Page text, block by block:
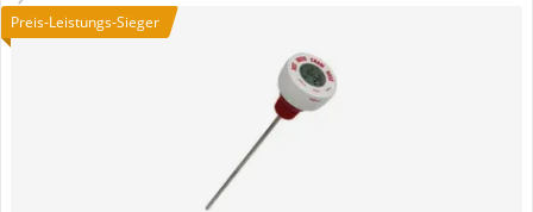
Preis-Leistungs-Sieger